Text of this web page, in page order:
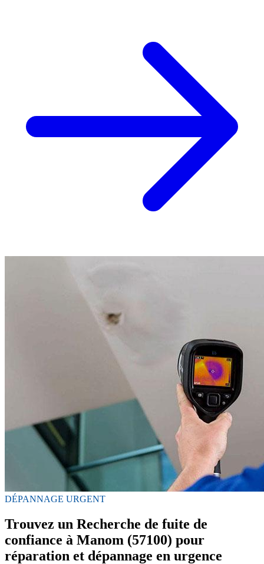
DÉPANNAGE URGENT
Trouvez un Recherche de fuite de
confiance à Manom (57100) pour
réparation et dépannage en urgence